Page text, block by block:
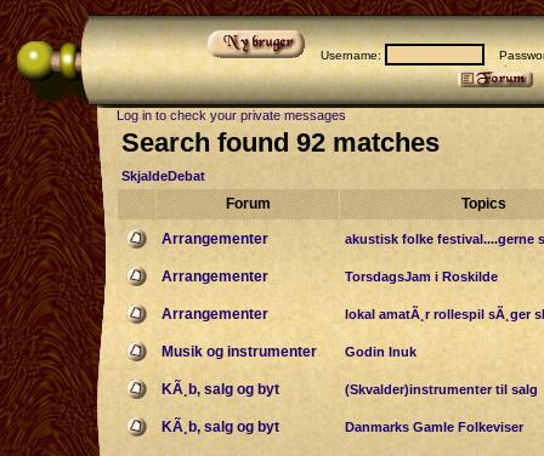
Username:
Log in to check your private messages
Search found 92 matches
SkjaldeDebat
Forum Topics
Arrangementer akustisk folke festival....gerne
Arrangementer TorsdagsJam i Roskilde
Arrangementer lokal amatÃ¸r rollespil sÃ¸ger
Musik og instrumenter Godin Inuk
KÃ¸b, salg og byt (Skvalder)instrumenter til salg
KÃ¸b, salg og byt Danmarks Gamle Folkeviser